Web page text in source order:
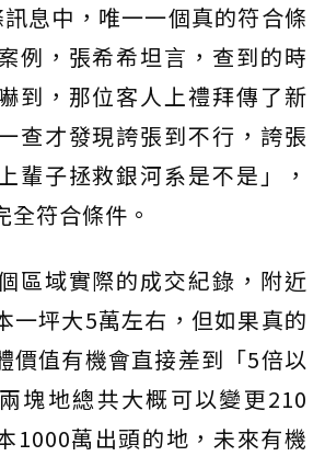
息中，唯一一個真的符合條
例，張希希坦言，查到的時
到，那位客人上禮拜傳了新
查才發現誇張到不行，誇張
輩子拯救銀河系是不是」，
全符合條件。
區域實際的成交紀錄，附近
一坪大5萬左右，但如果真的
價值有機會直接差到「5倍以
塊地總共大概可以變更210
1000萬出頭的地，未來有機